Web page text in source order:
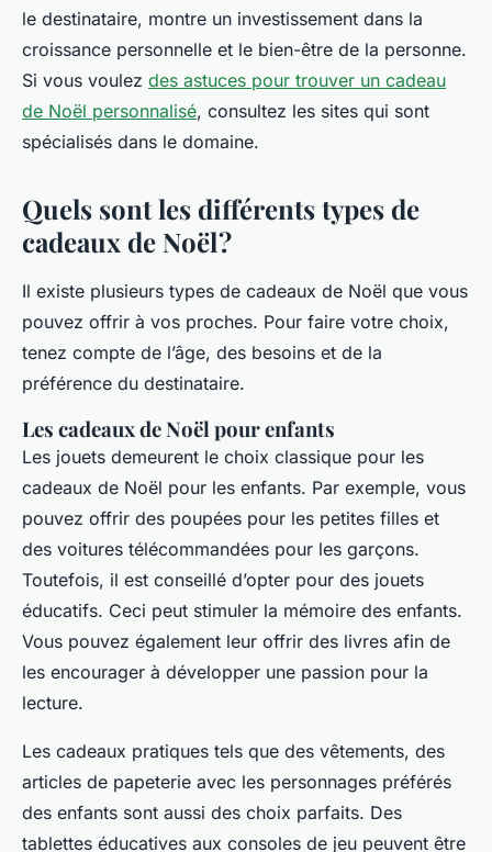
le destinataire, montre un investissement dans la
croissance personnelle et le bien-être de la personne.
Si vous voulez des astuces pour trouver un cadeau
de Noël personnalisé, consultez les sites qui sont
spécialisés dans le domaine.
Quels sont les différents types de
cadeaux de Noël ?
Il existe plusieurs types de cadeaux de Noël que vous
pouvez offrir à vos proches. Pour faire votre choix,
tenez compte de l’âge, des besoins et de la
préférence du destinataire.
Les cadeaux de Noël pour enfants
Les jouets demeurent le choix classique pour les
cadeaux de Noël pour les enfants. Par exemple, vous
pouvez offrir des poupées pour les petites filles et
des voitures télécommandées pour les garçons.
Toutefois, il est conseillé d’opter pour des jouets
éducatifs. Ceci peut stimuler la mémoire des enfants.
Vous pouvez également leur offrir des livres afin de
les encourager à développer une passion pour la
lecture.
Les cadeaux pratiques tels que des vêtements, des
articles de papeterie avec les personnages préférés
des enfants sont aussi des choix parfaits. Des
tablettes éducatives aux consoles de jeu peuvent être